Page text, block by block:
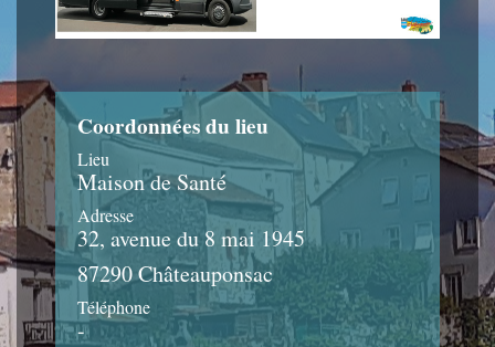
Coordonnées du lieu
Lieu
Maison de Santé
Adresse
32, avenue du 8 mai 1945
87290 Châteauponsac
Téléphone
-